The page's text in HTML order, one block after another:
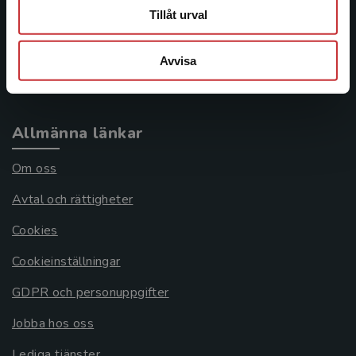
Tillåt urval
Avvisa
Systemkrav
Allmänna länkar
Om oss
Avtal och rättigheter
Cookies
Cookieinställningar
GDPR och personuppgifter
Jobba hos oss